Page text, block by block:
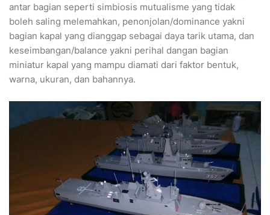
antar bagian seperti simbiosis mutualisme yang tidak
boleh saling melemahkan, penonjolan/dominance yakni
bagian kapal yang dianggap sebagai daya tarik utama, dan
keseimbangan/balance yakni perihal dangan bagian
miniatur kapal yang mampu diamati dari faktor bentuk,
warna, ukuran, dan bahannya.